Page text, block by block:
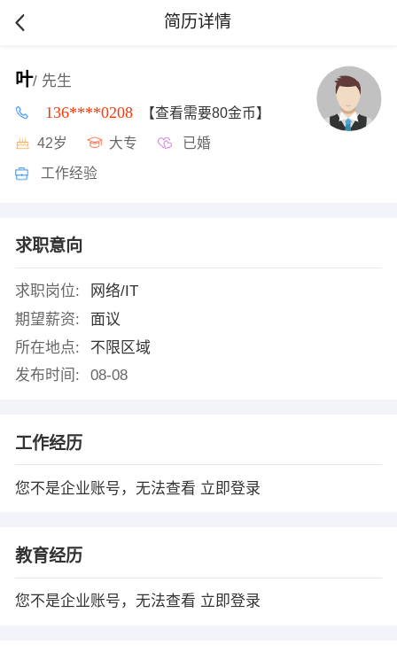
简历详情
叶/ 先生
136****0208 【查看需要80金币】
42岁 大专 已婚
工作经验
求职意向
求职岗位:
网络/IT
期望薪资:
面议
所在地点:
不限区域
发布时间:
08-08
工作经历
您不是企业账号，无法查看 立即登录
教育经历
您不是企业账号，无法查看 立即登录